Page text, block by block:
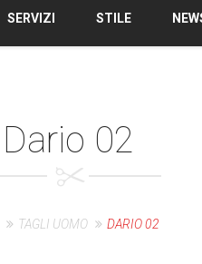
SERVIZI STILE
Dario 02
TAGLI UOMO DARIO 02